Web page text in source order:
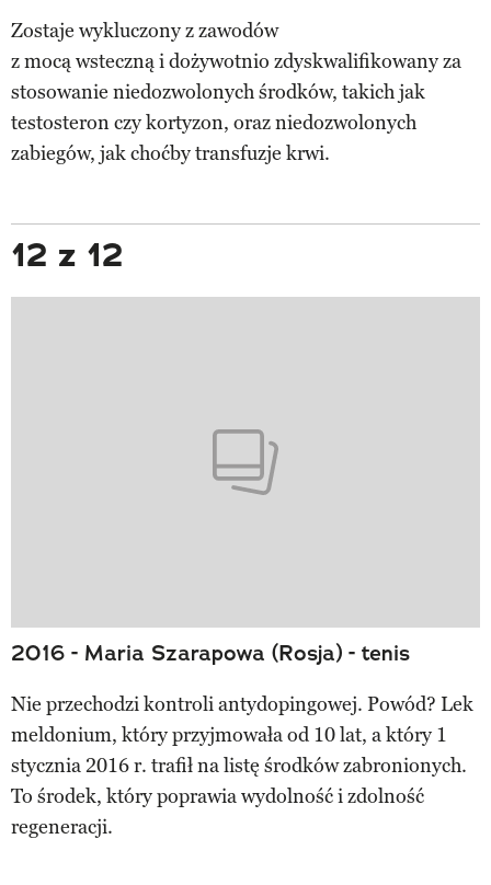
Zostaje wykluczony z zawodów
z mocą wsteczną i dożywotnio zdyskwalifikowany za
stosowanie niedozwolonych środków, takich jak
testosteron czy kortyzon, oraz niedozwolonych
zabiegów, jak choćby transfuzje krwi.
12 z 12
2016 - Maria Szarapowa (Rosja) - tenis
Nie przechodzi kontroli antydopingowej. Powód? Lek
meldonium, który przyjmowała od 10 lat, a który 1
stycznia 2016 r. trafił na listę środków zabronionych.
To środek, który poprawia wydolność i zdolność
regeneracji.